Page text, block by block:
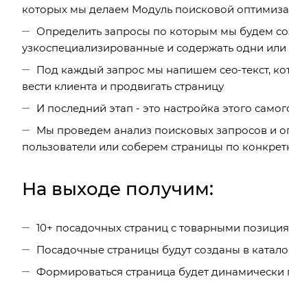
которых мы делаем Модуль поисковой
Определить запросы по которым мы будем
узкоспециализированные и содержать одни или
Под каждый запрос мы напишем ceo-текст,
вести клиента и продвигать страницу
И последний этап - это настройка этого
Мы проведем анализ поисковых запросов и
пользователи или соберем страницы по
На выходе получим:
10+ посадочных страниц с товарными
Посадочные страницы будут созданы в
Формироваться страница будет динамически